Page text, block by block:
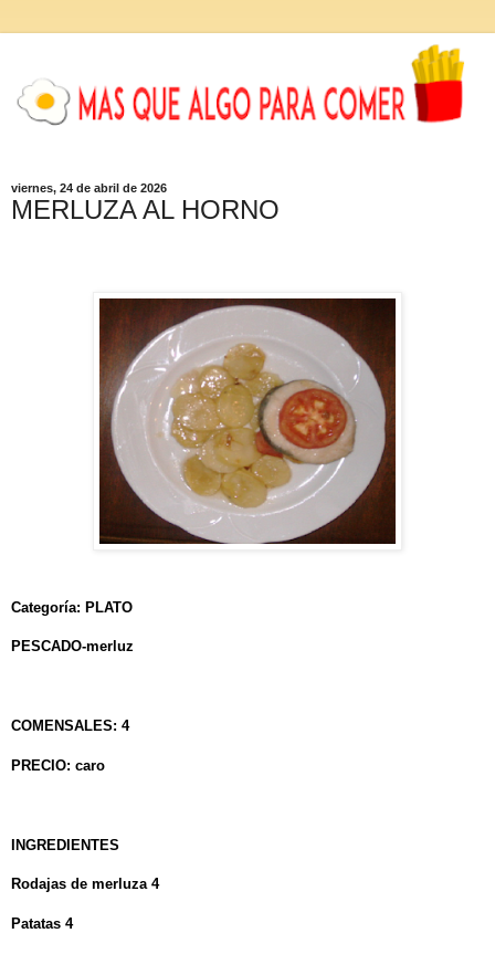
viernes, 24 de abril de 2026
MERLUZA AL HORNO
Categoría: PLATO
PESCADO-merluz
COMENSALES: 4
PRECIO: caro
INGREDIENTES
Rodajas de merluza 4
Patatas 4